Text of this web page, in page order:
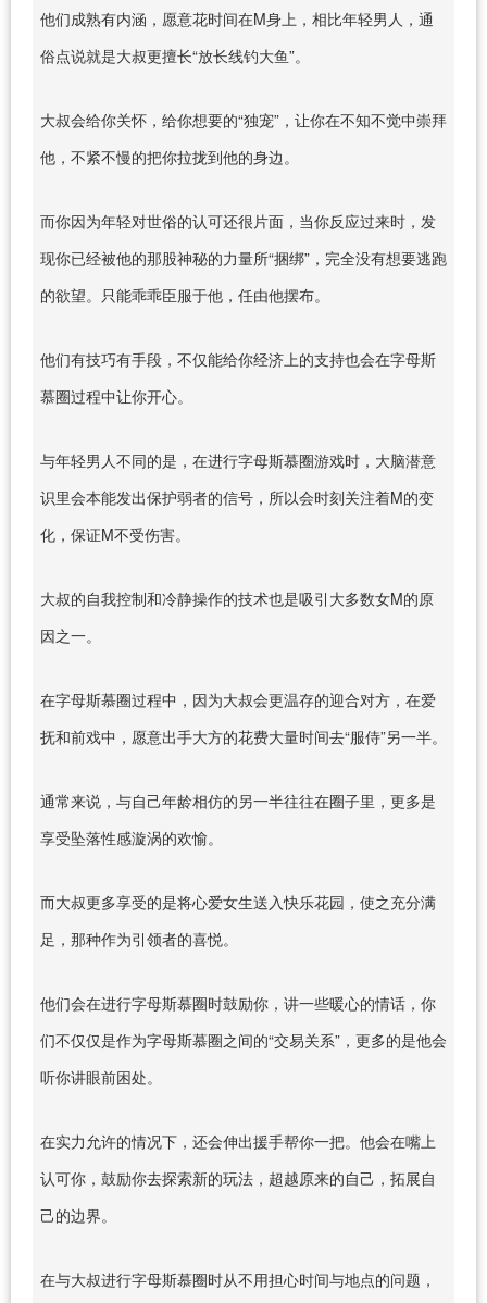
他们成熟有内涵，愿意花时间在M身上，相比年轻男人，通
俗点说就是大叔更擅长“放长线钓大鱼”。
大叔会给你关怀，给你想要的“独宠”，让你在不知不觉中崇拜
他，不紧不慢的把你拉拢到他的身边。
而你因为年轻对世俗的认可还很片面，当你反应过来时，发
现你已经被他的那股神秘的力量所“捆绑”，完全没有想要逃跑
的欲望。只能乖乖臣服于他，任由他摆布。
他们有技巧有手段，不仅能给你经济上的支持也会在字母斯
慕圈过程中让你开心。
与年轻男人不同的是，在进行字母斯慕圈游戏时，大脑潜意
识里会本能发出保护弱者的信号，所以会时刻关注着M的变
化，保证M不受伤害。
大叔的自我控制和冷静操作的技术也是吸引大多数女M的原
因之一。
在字母斯慕圈过程中，因为大叔会更温存的迎合对方，在爱
抚和前戏中，愿意出手大方的花费大量时间去“服侍”另一半。
通常来说，与自己年龄相仿的另一半往往在圈子里，更多是
享受坠落性感漩涡的欢愉。
而大叔更多享受的是将心爱女生送入快乐花园，使之充分满
足，那种作为引领者的喜悦。
他们会在进行字母斯慕圈时鼓励你，讲一些暖心的情话，你
们不仅仅是作为字母斯慕圈之间的“交易关系”，更多的是他会
听你讲眼前困处。
在实力允许的情况下，还会伸出援手帮你一把。他会在嘴上
认可你，鼓励你去探索新的玩法，超越原来的自己，拓展自
己的边界。
在与大叔进行字母斯慕圈时从不用担心时间与地点的问题，